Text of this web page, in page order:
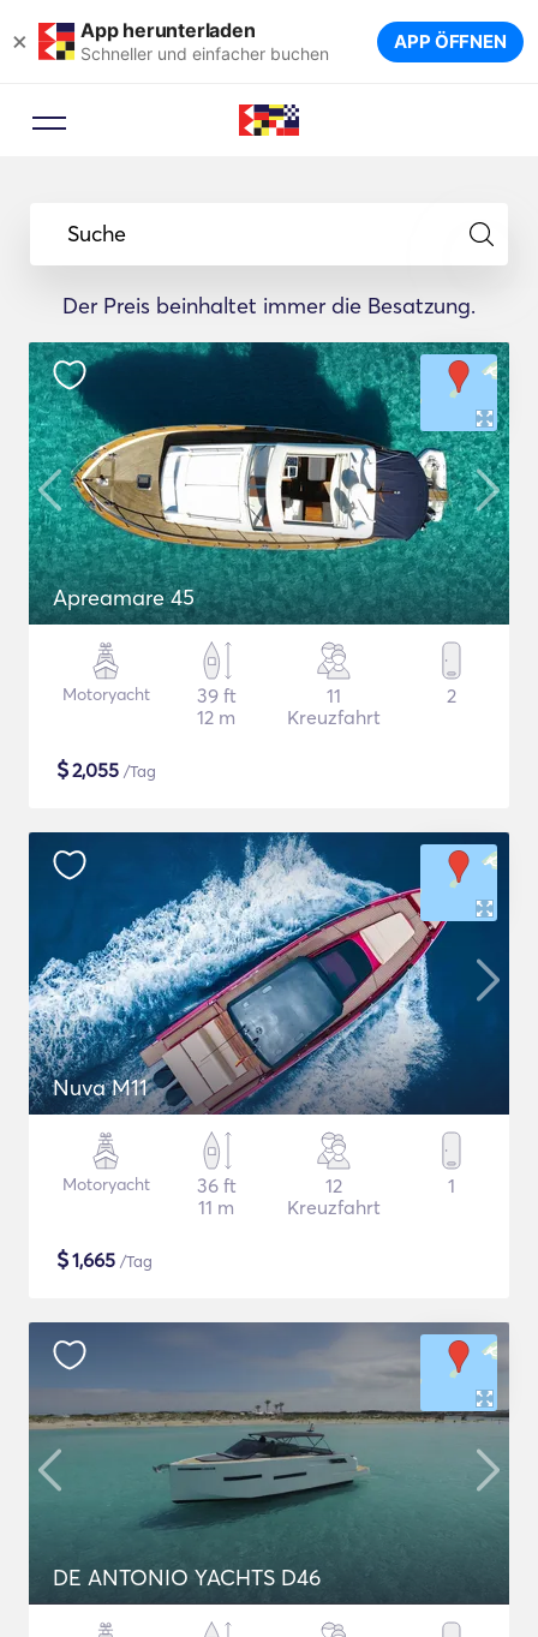
× App herunterladen
Schneller und einfacher buchen APP ÖFFNEN
Suche
Der Preis beinhaltet immer die Besatzung.
Apreamare 45
Motoryacht
39 ft
12 m
11
Kreuzfahrt
2
$2,055 /Tag
Nuva M11
Motoryacht
36 ft
11 m
12
Kreuzfahrt
1
$1,665 /Tag
DE ANTONIO YACHTS D46